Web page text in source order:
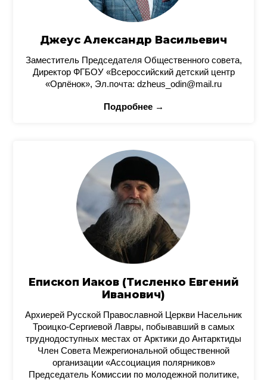
Джеус Александр Васильевич
Заместитель Председателя Общественного совета,
Директор ФГБОУ «Всероссийский детский центр
«Орлёнок», Эл.почта: dzheus_odin@mail.ru
Подробнее →
Епископ Иаков (Тисленко Евгений
Иванович)
Архиерей Русской Православной Церкви Насельник
Троицко-Сергиевой Лавры, побывавший в самых
труднодоступных местах от Арктики до Антарктиды
Член Совета Межрегиональной общественной
организации «Ассоциация полярников»
Председатель Комиссии по молодежной политике,